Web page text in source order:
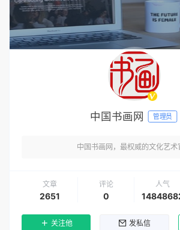
中国书画网 管理员
中国书画网，最权威的文化艺术
文章
2651
评论
0
人气
关注他 发私信